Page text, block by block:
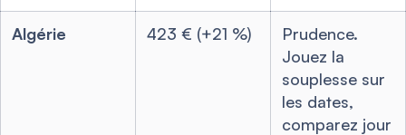
Algérie 423 € (+21 %)
Prudence.
Jouez la
souplesse sur
les dates,
comparez jour